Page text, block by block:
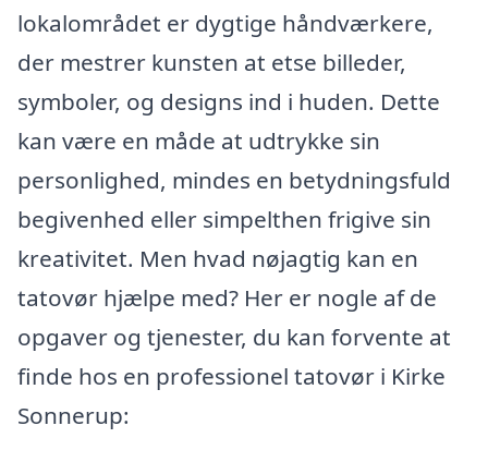
lokalområdet er dygtige håndværkere,
der mestrer kunsten at etse billeder,
symboler, og designs ind i huden. Dette
kan være en måde at udtrykke sin
personlighed, mindes en betydningsfuld
begivenhed eller simpelthen frigive sin
kreativitet. Men hvad nøjagtig kan en
tatovør hjælpe med? Her er nogle af de
opgaver og tjenester, du kan forvente at
finde hos en professionel tatovør i Kirke
Sonnerup: